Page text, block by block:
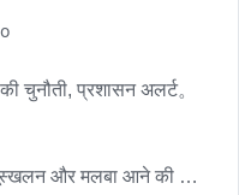
चुनौती, प्रशासन अलर्ट。
भूस्खलन और मलबा आने की